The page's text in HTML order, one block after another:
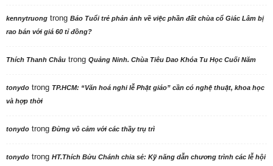
kennytruong trong Báo Tuổi trẻ phản ảnh về việc phần đất chùa cổ Giác Lâm bị
rao bán với giá 60 tỉ đồng?
Thích Thanh Châu trong Quảng Ninh. Chùa Tiêu Dao Khóa Tu Học Cuối Năm
tonydo trong TP.HCM: “Văn hoá nghi lễ Phật giáo” cần có nghệ thuật, khoa học
và hợp thời
tonydo trong Đừng vô cảm với các thầy trụ trì
tonydo trong HT.Thích Bửu Chánh chia sẻ: Kỹ năng dẫn chương trình các lễ hội